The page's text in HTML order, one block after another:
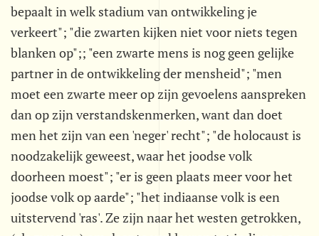
bepaalt in welk stadium van ontwikkeling je
verkeert"; "die zwarten kijken niet voor niets tegen
blanken op";; "een zwarte mens is nog geen gelijke
partner in de ontwikkeling der mensheid"; "men
moet een zwarte meer op zijn gevoelens aanspreken
dan op zijn verstandskenmerken, want dan doet
men het zijn van een 'neger' recht"; "de holocaust is
noodzakelijk geweest, waar het joodse volk
doorheen moest"; "er is geen plaats meer voor het
joodse volk op aarde"; "het indiaanse volk is een
uitstervend 'ras'. Ze zijn naar het westen getrokken,